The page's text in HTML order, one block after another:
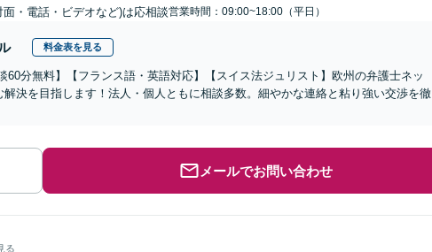
面・電話・ビデオなど)は応相談営業時間：09:00~18:00（平日）
料金表を見る
60分無料】【フランス語・英語対応】【スイス法ジュリスト】欧州の弁護士ネッ
解決を目指します！法人・個人ともに相談多数。細やかな連絡と粘り強い交渉を徹
メールでお問い合わせ
る